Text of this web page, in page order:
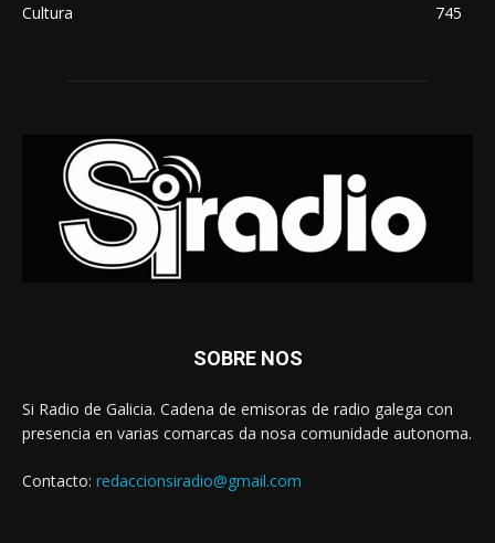
Cultura
745
SOBRE NOS
Si Radio de Galicia. Cadena de emisoras de radio galega con
presencia en varias comarcas da nosa comunidade autonoma.
Contacto: redaccionsiradio@gmail.com